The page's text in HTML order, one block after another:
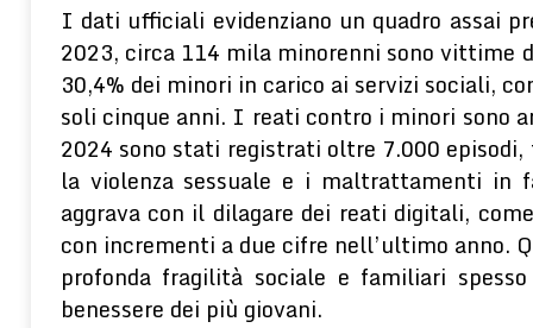
I dati ufficiali evidenziano un quadro assai
2023, circa 114 mila minorenni sono
30,4% dei minori in carico ai servizi sociali,
soli cinque anni. I reati contro i minori sono
2024 sono stati registrati oltre 7.000
la violenza sessuale e i maltrattamenti in
aggrava con il dilagare dei reati digitali,
con incrementi a due cifre nell’ultimo anno.
profonda fragilità sociale e familiari
benessere dei più giovani.